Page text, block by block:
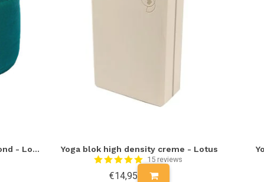
Meditatiekussen eco donkergroen rond - Lotus Yoga blok high density creme - Lotus
15 reviews
€14,95